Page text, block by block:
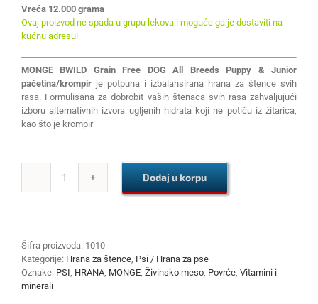
Vreća 12.000 grama
Ovaj proizvod ne spada u grupu lekova i moguće ga je dostaviti na
kućnu adresu!
MONGE BWILD Grain Free DOG All Breeds Puppy & Junior
pačetina/krompir je potpuna i izbalansirana hrana za štence svih
rasa. Formulisana za dobrobit vaših štenaca svih rasa zahvaljujući
izboru alternativnih izvora ugljenih hidrata koji ne potiču iz žitarica,
kao što je krompir
MONGE
All
Breeds
Puppy
Dodaj u korpu
Šifra proizvoda: 1010
Kategorije: Hrana za štence Psi / Hrana za pse
Oznake: PSI HRANA MONGE Živinsko meso Povrće Vitamini i
minerali